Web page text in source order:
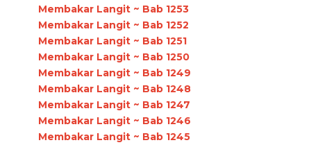
Membakar Langit ~ Bab 1253
Membakar Langit ~ Bab 1252
Membakar Langit ~ Bab 1251
Membakar Langit ~ Bab 1250
Membakar Langit ~ Bab 1249
Membakar Langit ~ Bab 1248
Membakar Langit ~ Bab 1247
Membakar Langit ~ Bab 1246
Membakar Langit ~ Bab 1245